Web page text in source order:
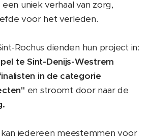
uniek verhaal van zorg,
voor het verleden.
Rochus dienden hun project in:
te Sint-Denijs-Westrem
in de categorie
en stroomt door naar de
iedereen meestemmen voor